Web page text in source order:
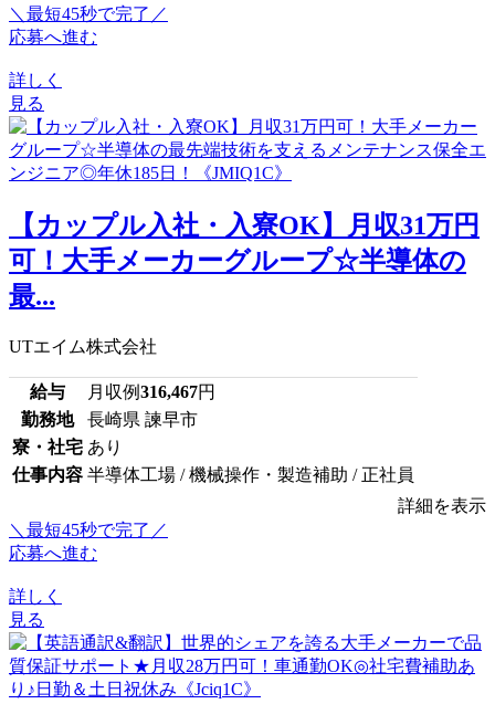
＼最短45秒で完了／
応募へ進む
詳しく
見る
【カップル入社・入寮OK】月収31万円
可！大手メーカーグループ☆半導体の
最...
UTエイム株式会社
給与 月収例316,467円
勤務地
長崎県 諫早市
寮・社宅 あり
仕事内容 半導体工場 / 機械操作・製造補助 / 正社員
詳細を表示
＼最短45秒で完了／
応募へ進む
詳しく
見る